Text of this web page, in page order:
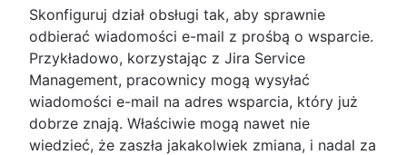
Skonfiguruj dział obsługi tak, aby sprawnie
odbierać wiadomości e-mail z prośbą o wsparcie.
Przykładowo, korzystając z Jira Service
Management, pracownicy mogą wysyłać
wiadomości e-mail na adres wsparcia, który już
dobrze znają. Właściwie mogą nawet nie
wiedzieć, że zaszła jakakolwiek zmiana, i nadal za